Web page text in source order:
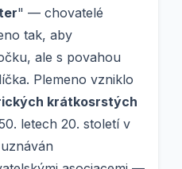
" — chovatelé
tak, aby
ale s povahou
Plemeno vzniklo
krátkosrstých
letech 20. století v